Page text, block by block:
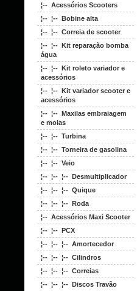
¦-- Acessórios Scooters
¦-- ¦-- Bobine alta
¦-- ¦-- Correia de scooter
¦-- ¦-- Kit reparação bomba
água
¦-- ¦-- Kit roleto variador e
acessórios
¦-- ¦-- Kit variador scooter e
acessórios
¦-- ¦-- Maxilas embraiagem
e molas
¦-- ¦-- Turbina
¦-- ¦-- Torneira de gasolina
¦-- ¦-- Veio
¦-- ¦-- ¦-- Desmultiplicador
¦-- ¦-- ¦-- Quique
¦-- ¦-- ¦-- Roda
¦-- Acessórios Maxi Scooter
¦-- ¦-- PCX
¦-- ¦-- ¦-- Amortecedor
¦-- ¦-- ¦-- Cilindros
¦-- ¦-- ¦-- Correias
¦-- ¦-- ¦-- Discos Travão